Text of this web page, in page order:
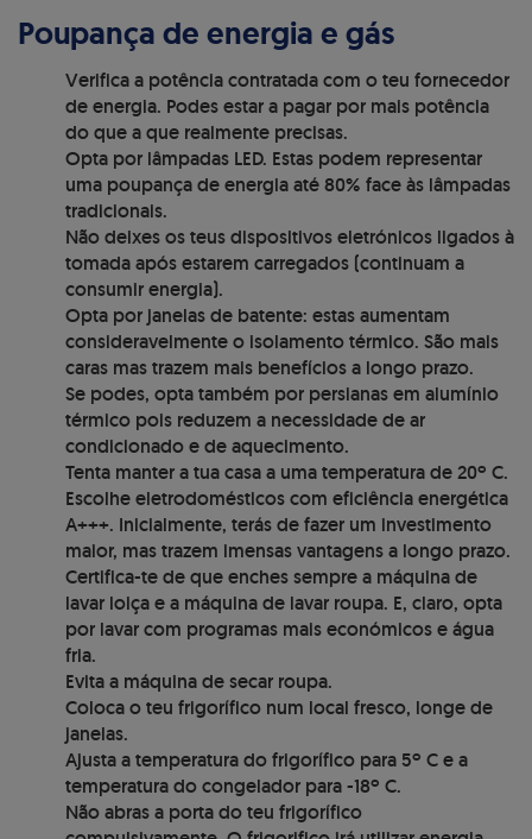
Poupança de energia e gás
Verifica a potência contratada com o teu fornecedor
de energia. Podes estar a pagar por mais potência
do que a que realmente precisas.
Opta por lâmpadas LED. Estas podem representar
uma poupança de energia até 80% face às lâmpadas
tradicionais.
Não deixes os teus dispositivos eletrónicos ligados à
tomada após estarem carregados (continuam a
consumir energia).
Opta por janelas de batente: estas aumentam
consideravelmente o isolamento térmico. São mais
caras mas trazem mais benefícios a longo prazo.
Se podes, opta também por persianas em alumínio
térmico pois reduzem a necessidade de ar
condicionado e de aquecimento.
Tenta manter a tua casa a uma temperatura de 20º C.
Escolhe eletrodomésticos com eficiência energética
A+++. Inicialmente, terás de fazer um investimento
maior, mas trazem imensas vantagens a longo prazo.
Certifica-te de que enches sempre a máquina de
lavar loiça e a máquina de lavar roupa. E, claro, opta
por lavar com programas mais económicos e água
fria.
Evita a máquina de secar roupa.
Coloca o teu frigorífico num local fresco, longe de
janelas.
Ajusta a temperatura do frigorífico para 5º C e a
temperatura do congelador para -18º C.
Não abras a porta do teu frigorífico